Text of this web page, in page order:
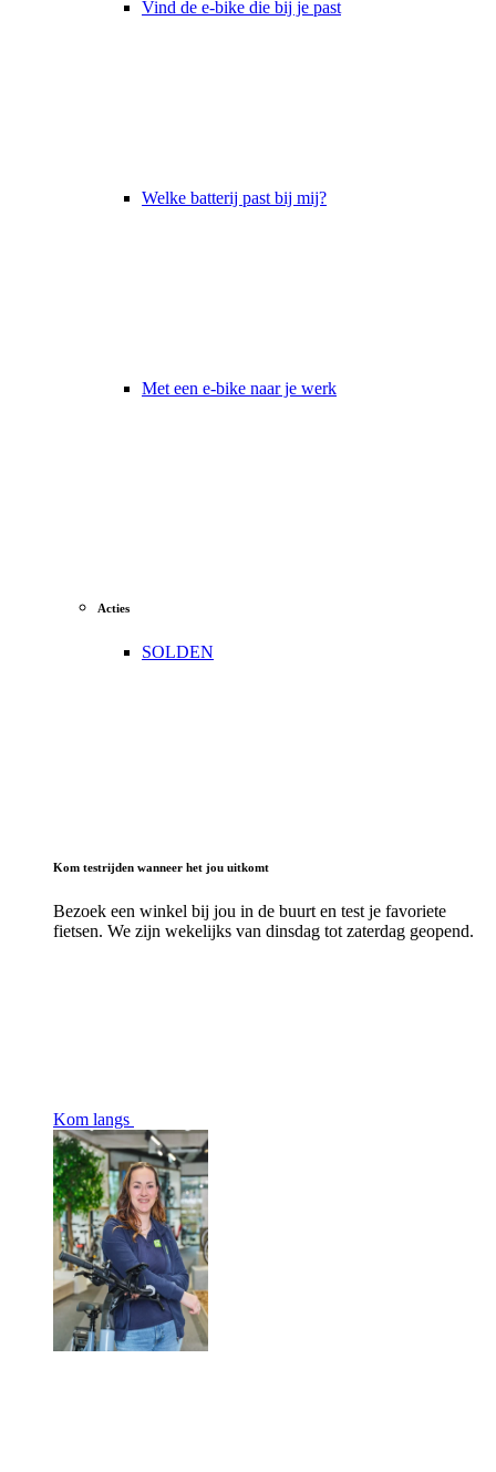
Vind de e-bike die bij je past
Welke batterij past bij mij?
Met een e-bike naar je werk
Acties
SOLDEN
Kom testrijden wanneer het jou uitkomt
Bezoek een winkel bij jou in de buurt en test je favoriete
fietsen. We zijn wekelijks van dinsdag tot zaterdag geopend.
Kom langs